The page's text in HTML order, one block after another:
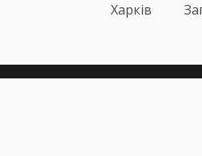
Харків